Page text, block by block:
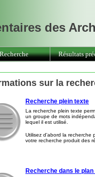
sur la
Recherche plein texte
La recherche plein texte
un groupe de mots
lequel il est utilisé.
Utilisez d'abord la recherche
votre recherche produit des
Recherche dans le
des
Résultats